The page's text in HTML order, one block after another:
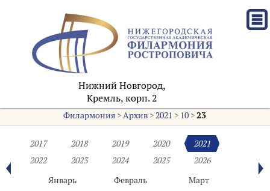
Нижний Новгород,
Кремль, корп. 2
Филармония >Архив >2021 > 10 >23
2017 2018 2019 2020
2021
2022
2023 2024 2025
2026
Январь
Февраль
Март